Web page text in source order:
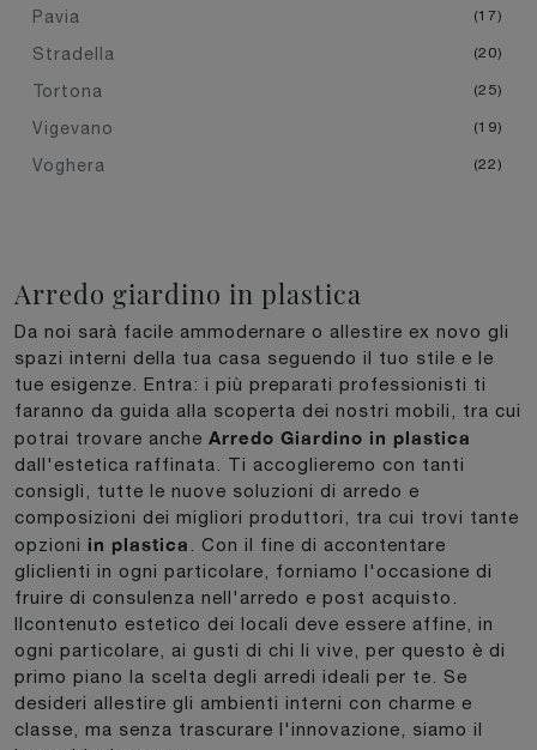
Pavia 17
Stradella 20
Tortona 25
Vigevano 19
Voghera 22
Arredo giardino in plastica
Da noi sarà facile ammodernare o allestire ex novo gli
spazi interni della tua casa seguendo il tuo stile e le
tue esigenze. Entra: i più preparati professionisti ti
faranno da guida alla scoperta dei nostri mobili, tra cui
potrai trovare anche Arredo Giardino in plastica
dall'estetica raffinata. Ti accoglieremo con tanti
consigli, tutte le nuove soluzioni di arredo e
composizioni dei migliori produttori, tra cui trovi tante
opzioni in plastica
. Con il fine di accontentare
gliclienti in ogni particolare, forniamo l'occasione di
fruire di consulenza nell'arredo e post acquisto.
Ilcontenuto estetico dei locali deve essere affine, in
ogni particolare, ai gusti di chi li vive, per questo è di
primo piano la scelta degli arredi ideali per te. Se
desideri allestire gli ambienti interni con charme e
classe, ma senza trascurare l'innovazione, siamo il